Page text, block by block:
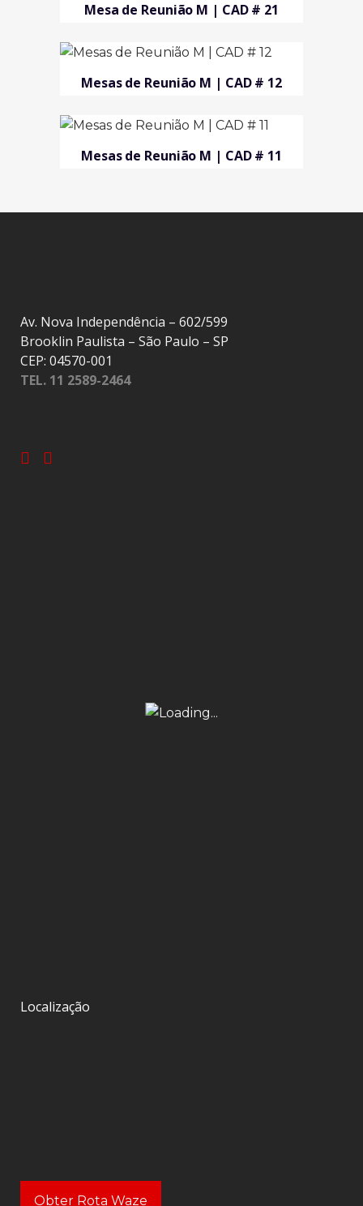
Mesa de Reunião M | CAD # 21
Mesas de Reunião M | CAD # 12
Mesas de Reunião M | CAD # 11
Av. Nova Independência – 602/599
Brooklin Paulista – São Paulo – SP
CEP: 04570-001
TEL. 11 2589-2464
Localização
Obter Rota Waze